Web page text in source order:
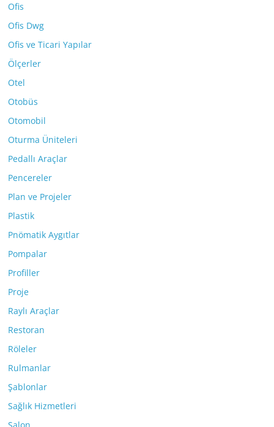
Ofis
Ofis Dwg
Ofis ve Ticari Yapılar
Ölçerler
Otel
Otobüs
Otomobil
Oturma Üniteleri
Pedallı Araçlar
Pencereler
Plan ve Projeler
Plastik
Pnömatik Aygıtlar
Pompalar
Profiller
Proje
Raylı Araçlar
Restoran
Röleler
Rulmanlar
Şablonlar
Sağlık Hizmetleri